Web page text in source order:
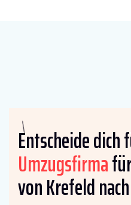
Entscheide dich
Umzugsfirma
von Krefeld